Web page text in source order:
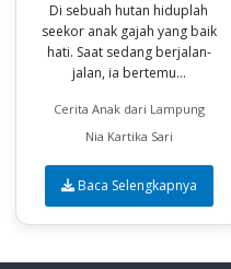
Di sebuah hutan hiduplah
seekor anak gajah yang baik
hati. Saat sedang berjalan-
jalan, ia bertemu...
Cerita Anak dari Lampung
Nia Kartika Sari
Baca Selengkapnya